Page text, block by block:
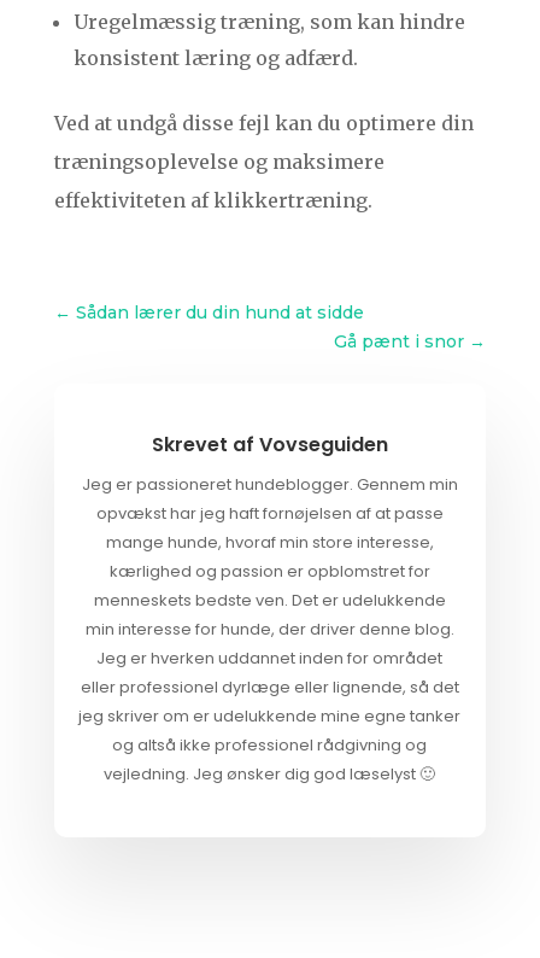
Uregelmæssig træning, som kan hindre
konsistent læring og adfærd.
Ved at undgå disse fejl kan du optimere din
træningsoplevelse og maksimere
effektiviteten af klikkertræning.
← Sådan lærer du din hund at sidde
Gå pænt i snor →
Skrevet af Vovseguiden
Jeg er passioneret hundeblogger. Gennem min
opvækst har jeg haft fornøjelsen af at passe
mange hunde, hvoraf min store interesse,
kærlighed og passion er opblomstret for
menneskets bedste ven. Det er udelukkende
min interesse for hunde, der driver denne blog.
Jeg er hverken uddannet inden for området
eller professionel dyrlæge eller lignende, så det
jeg skriver om er udelukkende mine egne tanker
og altså ikke professionel rådgivning og
vejledning. Jeg ønsker dig god læselyst 🙂